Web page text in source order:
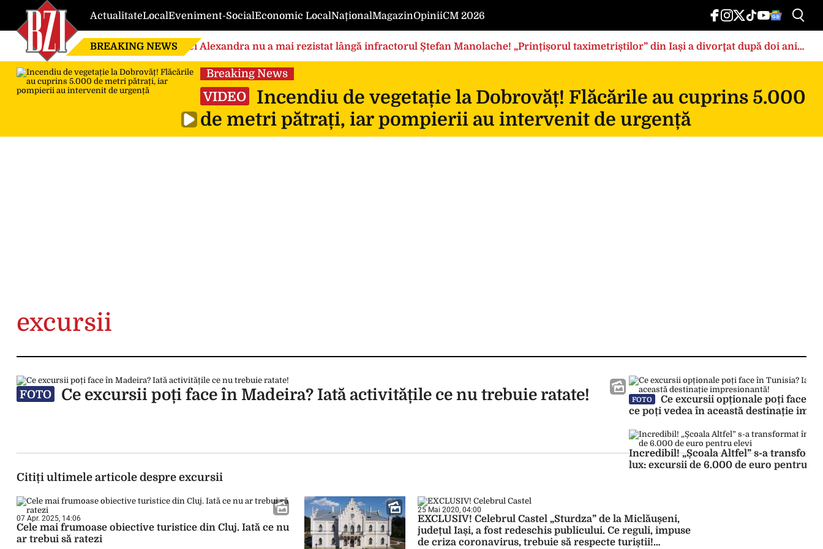
ActualitateLocalEveniment-SocialEconomic LocalNaționalMagazinOpiniiCM 2026
BREAKING NEWS Nici Alexandra nu a mai rezistat lângă infractorul Ștefan Manolache! „Prințișorul taximetriștilor” din Iași a divorţat după doi ani
de căsnicie
Breaking News
VIDEO
Incendiu de vegetație la Dobrovăț! Flăcările au cuprins 5.000
de metri pătrați, iar pompierii au intervenit de urgență
excursii
FOTO Ce excursii poți face în Madeira? Iată activitățile ce nu trebuie ratate! FOTO
Ce excursii opționale poți face în
ce poți vedea în această destinație
Incredibil! „Școala Altfel” s-a
lux: excursii de 6.000 de euro pentru
Citiți ultimele articole despre excursii
07 Apr. 2025, 14:06
Cele mai frumoase obiective turistice din Cluj. Iată ce nu
ar trebui să ratezi
25 Mai 2020, 04:00
EXCLUSIV! Celebrul Castel „Sturdza” de la Miclăușeni,
județul Iași, a fost redeschis publicului. Ce reguli, impuse
de criza coronavirus, trebuie să respecte turiștii!